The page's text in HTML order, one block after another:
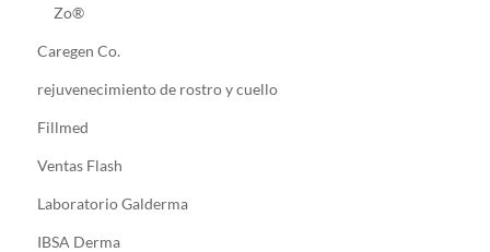
Zo®
Caregen Co.
rejuvenecimiento de rostro y cuello
Fillmed
Ventas Flash
Laboratorio Galderma
IBSA Derma